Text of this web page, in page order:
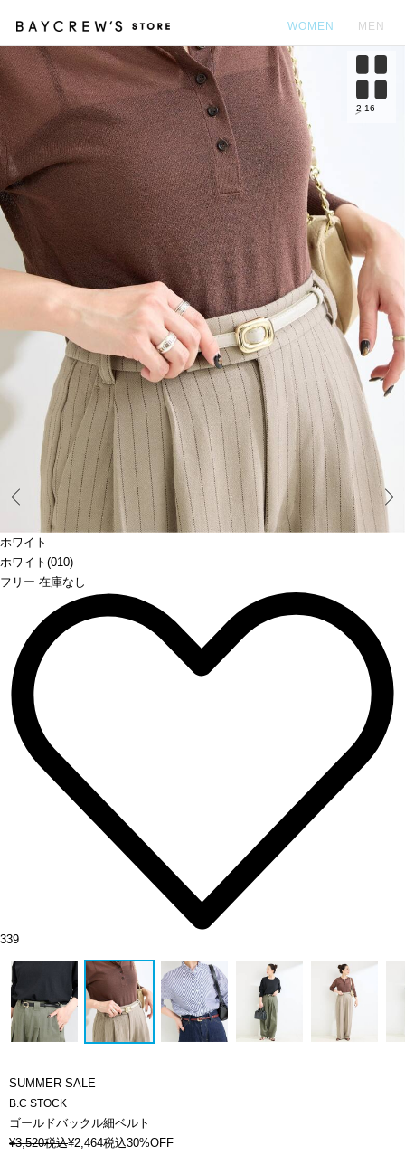
WOMEN MEN
ホワイト
ホワイト(010)
フリー 在庫なし
Prev
2 16
339
SUMMER SALE
B.C STOCK
ゴールドバックル細ベルト
¥3,520税込¥2,464税込30%OFF